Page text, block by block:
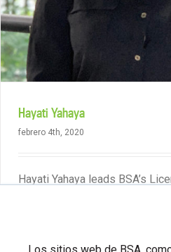
Hayati Yahaya
febrero 4th, 2020
Hayati Yahaya leads BSA’s